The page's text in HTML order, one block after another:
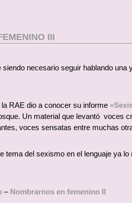
III
siendo necesario seguir hablando
RAE dio a conocer su informe
Un material que levantó voces
voces sensatas entre muchas
tema del sexismo en el lenguaje ya
–Nombrarnos en femenino II